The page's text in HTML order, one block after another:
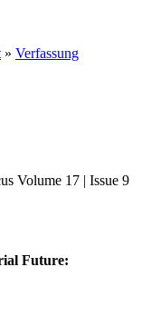
» Verfassung
Volume 17 | Issue 9
Future: